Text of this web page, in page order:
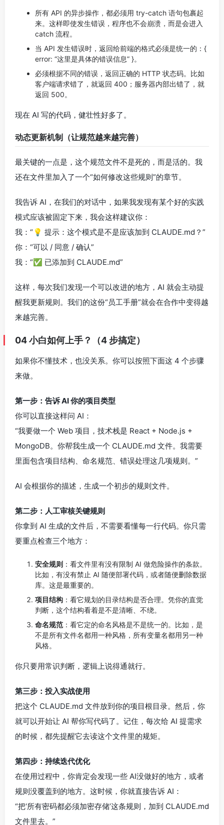
所有 API 的异步操作，都必须用 try-catch 语句包裹起
来。这样即使发生错误，程序也不会崩溃，而是会进入
catch 流程。
当 API 发生错误时，返回给前端的格式必须是统一的：{
error: “这里是具体的错误信息” }。
必须根据不同的错误，返回正确的 HTTP 状态码。比如
客户端请求错了，就返回 400；服务器内部出错了，就
返回 500。
现在 AI 写的代码，健壮性好多了。
动态更新机制（让规范越来越完善）
最关键的一点是，这个规范文件不是死的，而是活的。我
还在文件里加入了一个“如何修改这些规则”的章节。
我告诉 AI，在我们的对话中，如果我发现有某个好的实践
模式应该被固定下来，我会这样建议你：
我：“💡 提示：这个模式是不是应该加到 CLAUDE.md？”
你：“可以 / 同意 / 确认”
我：“✅ 已添加到 CLAUDE.md”
这样，每次我们发现一个可以改进的地方，AI 就会主动提
醒我更新规则。我们的这份“员工手册”就会在合作中变得越
来越完善。
04 小白如何上手？（4 步搞定）
如果你不懂技术，也没关系。你可以按照下面这 4 个步骤
来做。
第一步：告诉 AI 你的项目类型
你可以直接这样问 AI：
“我要做一个 Web 项目，技术栈是 React + Node.js +
MongoDB。你帮我生成一个 CLAUDE.md 文件。我需要
里面包含项目结构、命名规范、错误处理这几项规则。”
AI 会根据你的描述，生成一个初步的规则文件。
第二步：人工审核关键规则
你拿到 AI 生成的文件后，不需要看懂每一行代码。你只需
要重点检查三个地方：
安全规则 ：看文件里有没有限制 AI 做危险操作的条款。
比如，有没有禁止 AI 随便部署代码，或者随便删除数据
库。这是最重要的。
项目结构 ：看它规划的目录结构是否合理。凭你的直觉
判断，这个结构看着是不是清晰、不绕。
命名规范 ：看它定的命名风格是不是统一的。比如，是
不是所有文件名都用一种风格，所有变量名都用另一种
风格。
你只要用常识判断，逻辑上说得通就行。
第三步：投入实战使用
把这个 CLAUDE.md 文件放到你的项目根目录。然后，你
就可以开始让 AI 帮你写代码了。记住，每次给 AI 提需求
的时候，都先提醒它去读这个文件里的规矩。
第四步：持续迭代优化
在使用过程中，你肯定会发现一些 AI没做好的地方，或者
规则没覆盖到的地方。这时候，你就直接告诉 AI：
“把‘所有密码都必须加密存储’这条规则，加到 CLAUDE.md
文件里去。”